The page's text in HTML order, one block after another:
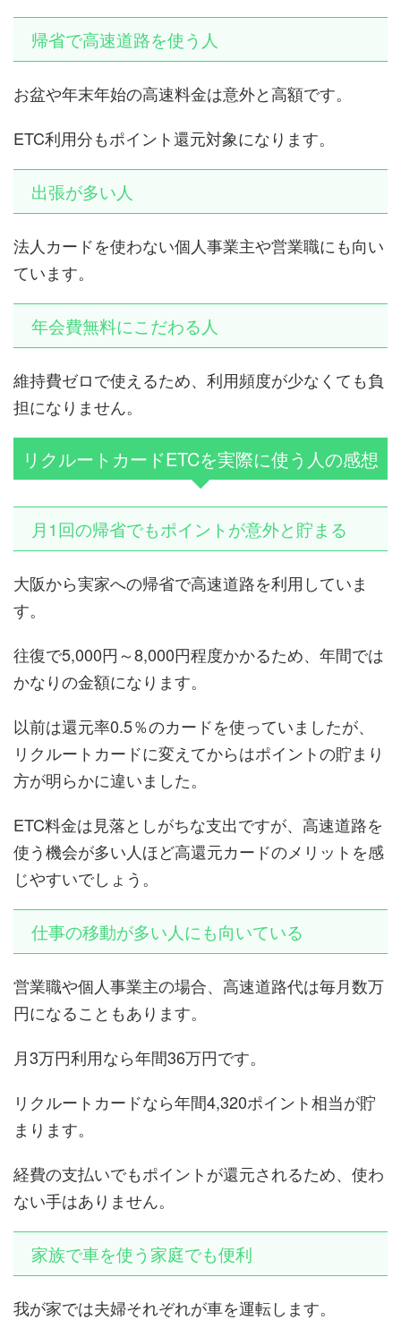
帰省で高速道路を使う人
お盆や年末年始の高速料金は意外と高額です。
ETC利用分もポイント還元対象になります。
出張が多い人
法人カードを使わない個人事業主や営業職にも向い
ています。
年会費無料にこだわる人
維持費ゼロで使えるため、利用頻度が少なくても負
担になりません。
リクルートカードETCを実際に使う人の感想
月1回の帰省でもポイントが意外と貯まる
大阪から実家への帰省で高速道路を利用していま
す。
往復で5,000円～8,000円程度かかるため、年間では
かなりの金額になります。
以前は還元率0.5％のカードを使っていましたが、
リクルートカードに変えてからはポイントの貯まり
方が明らかに違いました。
ETC料金は見落としがちな支出ですが、高速道路を
使う機会が多い人ほど高還元カードのメリットを感
じやすいでしょう。
仕事の移動が多い人にも向いている
営業職や個人事業主の場合、高速道路代は毎月数万
円になることもあります。
月3万円利用なら年間36万円です。
リクルートカードなら年間4,320ポイント相当が貯
まります。
経費の支払いでもポイントが還元されるため、使わ
ない手はありません。
家族で車を使う家庭でも便利
我が家では夫婦それぞれが車を運転します。